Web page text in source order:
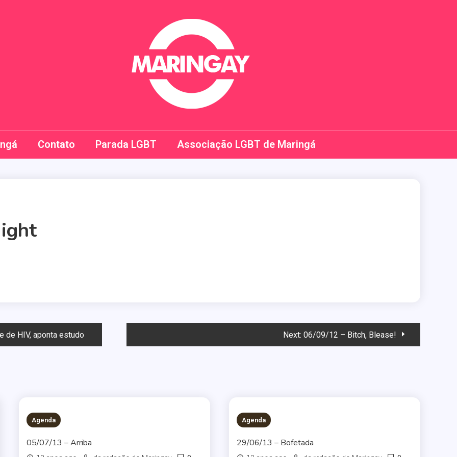
Maringay
Contato Parada LGBT Associação LGBT de Maringá
de HIV, aponta estudo Next: 06/09/12 – Bitch, Blease!
Agenda
05/07/13 – Arriba
Agenda
29/06/13 – Bofetada